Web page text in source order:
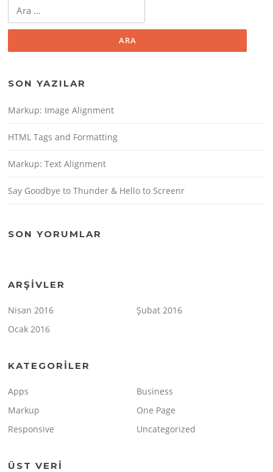
SON YAZILAR
Markup: Image Alignment
HTML Tags and Formatting
Markup: Text Alignment
Say Goodbye to Thunder & Hello to Screenr
SON YORUMLAR
ARŞIVLER
Nisan 2016
Şubat 2016
Ocak 2016
KATEGORILER
Apps
Business
Markup
One Page
Responsive
Uncategorized
ÜST VERI